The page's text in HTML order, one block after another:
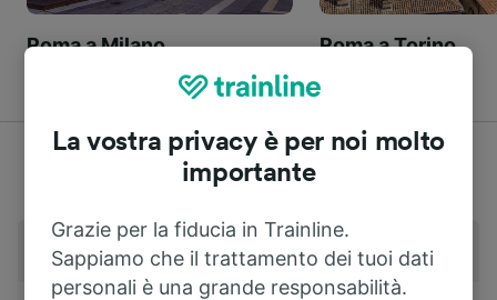
Roma a Milano Roma a Torino
Stazioni principali Formia-Gaeta
La vostra privacy è per noi molto
importante
Grazie per la fiducia in Trainline.
Sappiamo che il trattamento dei tuoi dati
personali è una grande responsabilità.